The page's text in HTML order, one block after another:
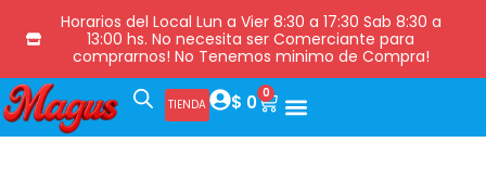
Horarios del Local Lun a Vier 8:30 a 17:30 Sab 8:30 a
13:00 hs. No necesita ser Comerciante para
comprarnos! No Tenemos minimo de Compra!
TIENDA $ 0 0